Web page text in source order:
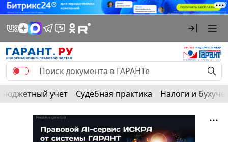
Бюджетный учет Судебная практика Налоги и